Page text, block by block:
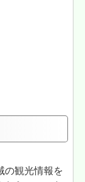
の観光情報を